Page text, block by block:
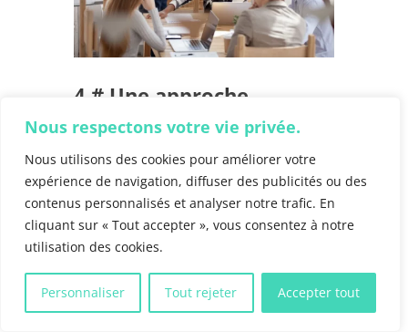
Nous respectons votre vie privée.
Nous utilisons des cookies pour améliorer votre
expérience de navigation, diffuser des publicités ou des
contenus personnalisés et analyser notre trafic. En
cliquant sur « Tout accepter », vous consentez à notre
utilisation des cookies.
Personnaliser Tout rejeter Accepter tout
4 # Une approche
commerciale qualitative
et personnalisée
Aujourd’hui, beaucoup d’entreprises
adoptentune approche commerciale
« multicanale ».Elle consiste à l’utiliser,
de manière simultanée ou alternée,
différents canaux de contact pour
prospecter, pour contacter ou conseiller
des clients. L’objectif étantd’améliorer la